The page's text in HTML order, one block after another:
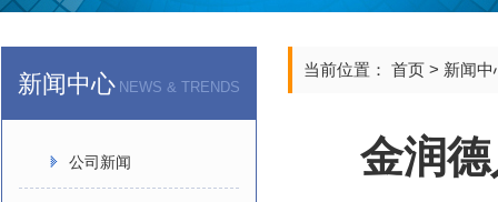
新闻中心 NEWS & TRENDS
公司新闻
当前位置： 首页 > 新闻中
金润